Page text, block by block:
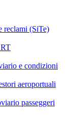
reclami (SiTe)
e condizioni
aeroportuali
passeggeri